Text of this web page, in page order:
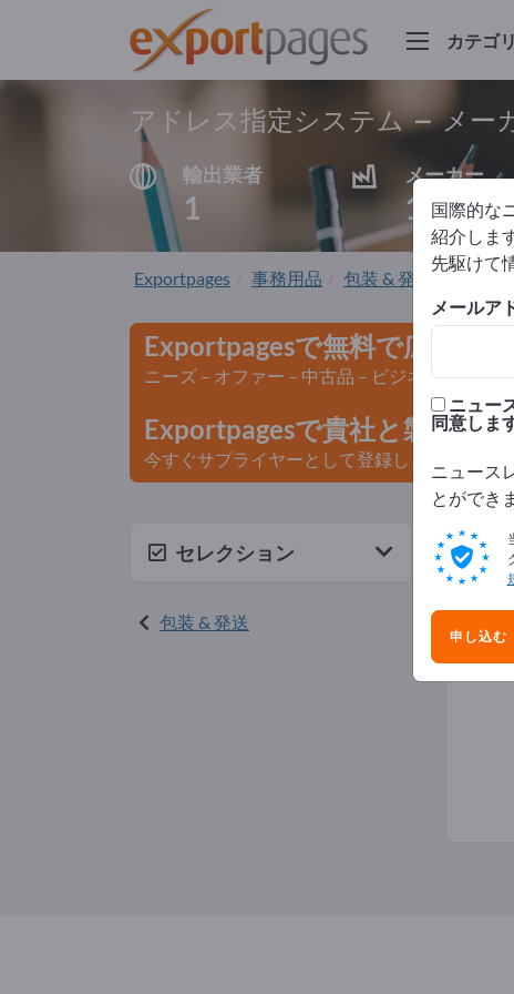
カテゴリ
アドレス指定システム – メー
輸出業者
1
メーカー
1
Exportpages 事務用品 包装 & 発送 アドレ
Exportpagesで無料で広告を掲
ニーズ – オファー – 中古品 – ビジネスコンタ
Exportpagesで貴社と製品を掲
今すぐサプライヤーとして登録し、認知度を
セレクション
包装 & 発送
アド
国際的な
紹介しま
先駆けて
メールア
ニュー
同意しま
ニュース
とができ
申し込む